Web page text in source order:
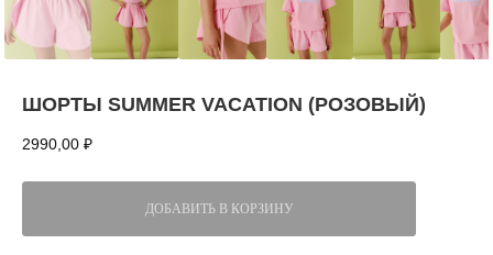
ШОРТЫ SUMMER VACATION (РОЗОВЫЙ)
2990,00 ₽
ДОБАВИТЬ В КОРЗИНУ